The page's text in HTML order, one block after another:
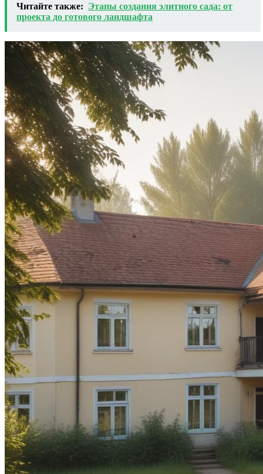
Читайте также: Этапы создания элитного сада: от
проекта до готового ландшафта